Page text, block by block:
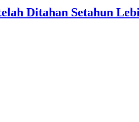
Ditahan Setahun